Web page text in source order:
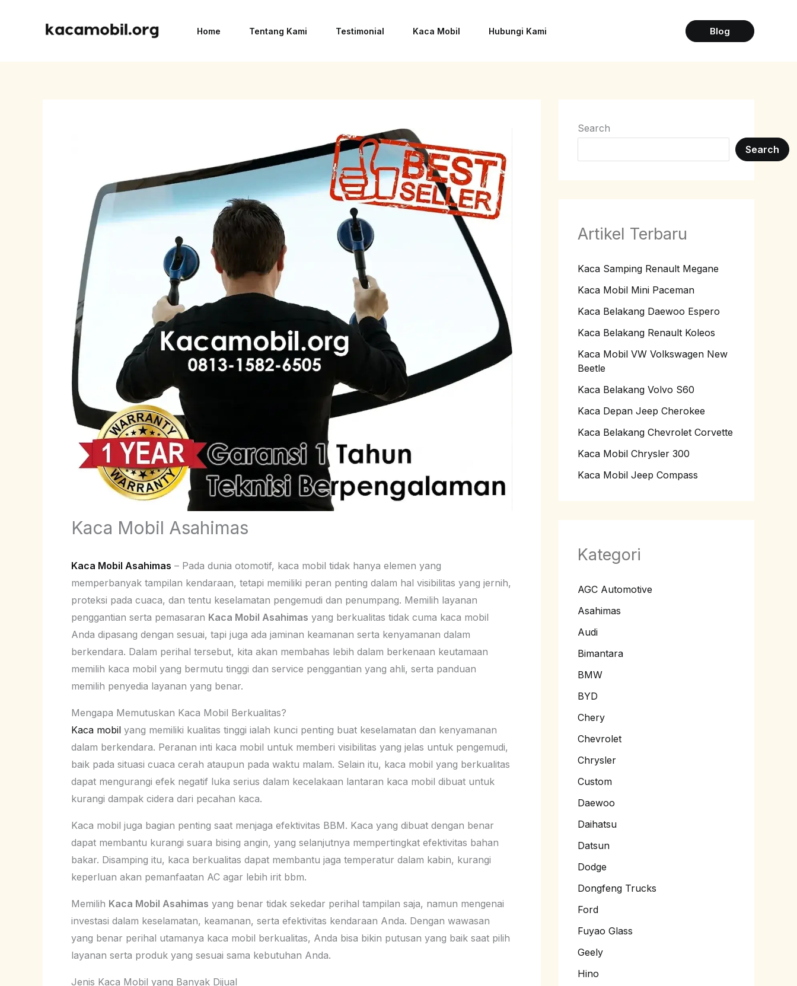
Home Tentang Kami Testimonial Kaca Mobil Hubungi Kami Blog
Kaca Mobil Asahimas
Kaca Mobil Asahimas – Pada dunia otomotif, kaca mobil tidak hanya elemen yang
memperbanyak tampilan kendaraan, tetapi memiliki peran penting dalam hal visibilitas yang jernih,
proteksi pada cuaca, dan tentu keselamatan pengemudi dan penumpang. Memilih layanan
penggantian serta pemasaran Kaca Mobil Asahimas yang berkualitas tidak cuma kaca mobil
Anda dipasang dengan sesuai, tapi juga ada jaminan keamanan serta kenyamanan dalam
berkendara. Dalam perihal tersebut, kita akan membahas lebih dalam berkenaan keutamaan
memilih kaca mobil yang bermutu tinggi dan service penggantian yang ahli, serta panduan
memilih penyedia layanan yang benar.
Mengapa Memutuskan Kaca Mobil Berkualitas?
Kaca mobil yang memiliki kualitas tinggi ialah kunci penting buat keselamatan dan kenyamanan
dalam berkendara. Peranan inti kaca mobil untuk memberi visibilitas yang jelas untuk pengemudi,
baik pada situasi cuaca cerah ataupun pada waktu malam. Selain itu, kaca mobil yang berkualitas
dapat mengurangi efek negatif luka serius dalam kecelakaan lantaran kaca mobil dibuat untuk
kurangi dampak cidera dari pecahan kaca.
Kaca mobil juga bagian penting saat menjaga efektivitas BBM. Kaca yang dibuat dengan benar
dapat membantu kurangi suara bising angin, yang selanjutnya mempertingkat efektivitas bahan
bakar. Disamping itu, kaca berkualitas dapat membantu jaga temperatur dalam kabin, kurangi
keperluan akan pemanfaatan AC agar lebih irit bbm.
Memilih Kaca Mobil Asahimas yang benar tidak sekedar perihal tampilan saja, namun mengenai
investasi dalam keselamatan, keamanan, serta efektivitas kendaraan Anda. Dengan wawasan
yang benar perihal utamanya kaca mobil berkualitas, Anda bisa bikin putusan yang baik saat pilih
layanan serta produk yang sesuai sama kebutuhan Anda.
Jenis Kaca Mobil yang Banyak Dijual
Search
Search
Artikel Terbaru
Kaca Samping Renault Megane
Kaca Mobil Mini Paceman
Kaca Belakang Daewoo Espero
Kaca Belakang Renault Koleos
Kaca Mobil VW Volkswagen New
Beetle
Kaca Belakang Volvo S60
Kaca Depan Jeep Cherokee
Kaca Belakang Chevrolet Corvette
Kaca Mobil Chrysler 300
Kaca Mobil Jeep Compass
Kategori
AGC Automotive
Asahimas
Audi
Bimantara
BMW
BYD
Chery
Chevrolet
Chrysler
Custom
Daewoo
Daihatsu
Datsun
Dodge
Dongfeng Trucks
Ford
Fuyao Glass
Geely
Hino